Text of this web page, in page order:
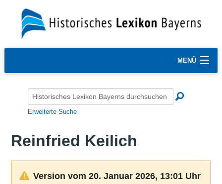
MENÜ
Erweiterte Suche
Reinfried Keilich
Version vom 20. Januar 2026, 13:01 Uhr